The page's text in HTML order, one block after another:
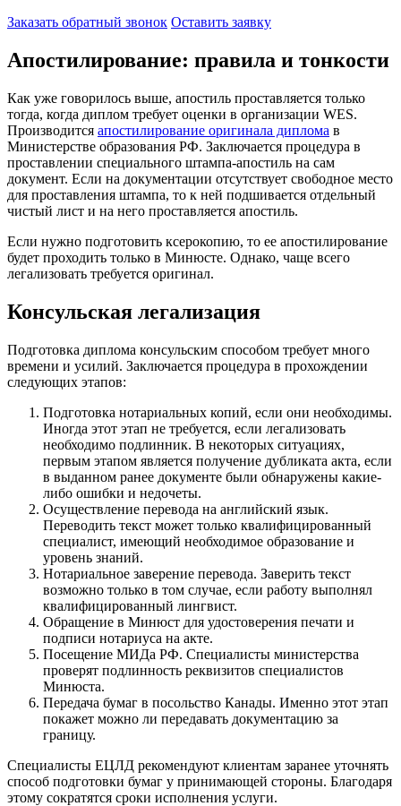
Заказать обратный звонок Оставить заявку
Апостилирование: правила и тонкости
Как уже говорилось выше, апостиль проставляется только
тогда, когда диплом требует оценки в организации WES.
Производится апостилирование оригинала диплома в
Министерстве образования РФ. Заключается процедура в
проставлении специального штампа-апостиль на сам
документ. Если на документации отсутствует свободное место
для проставления штампа, то к ней подшивается отдельный
чистый лист и на него проставляется апостиль.
Если нужно подготовить ксерокопию, то ее апостилирование
будет проходить только в Минюсте. Однако, чаще всего
легализовать требуется оригинал.
Консульская легализация
Подготовка диплома консульским способом требует много
времени и усилий. Заключается процедура в прохождении
следующих этапов:
Подготовка нотариальных копий, если они необходимы.
Иногда этот этап не требуется, если легализовать
необходимо подлинник. В некоторых ситуациях,
первым этапом является получение дубликата акта, если
в выданном ранее документе были обнаружены какие-
либо ошибки и недочеты.
Осуществление перевода на английский язык.
Переводить текст может только квалифицированный
специалист, имеющий необходимое образование и
уровень знаний.
Нотариальное заверение перевода. Заверить текст
возможно только в том случае, если работу выполнял
квалифицированный лингвист.
Обращение в Минюст для удостоверения печати и
подписи нотариуса на акте.
Посещение МИДа РФ. Специалисты министерства
проверят подлинность реквизитов специалистов
Минюста.
Передача бумаг в посольство Канады. Именно этот этап
покажет можно ли передавать документацию за
границу.
Специалисты ЕЦЛД рекомендуют клиентам заранее уточнять
способ подготовки бумаг у принимающей стороны. Благодаря
этому сократятся сроки исполнения услуги.